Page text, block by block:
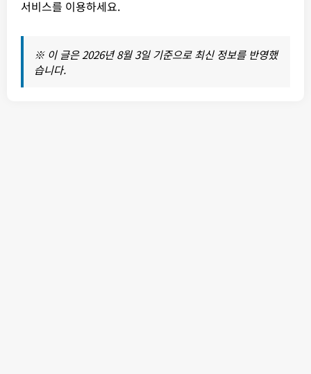
서비스를 이용하세요.
※ 이 글은 2026년 8월 3일 기준으로 최신 정보를 반영했
습니다.